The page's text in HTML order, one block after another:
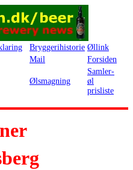
Bryggerihistorie Øllink
Mail Forsiden
Ølsmagning
Samler-
øl
prisliste